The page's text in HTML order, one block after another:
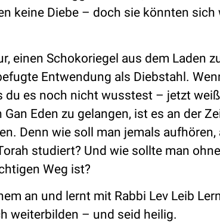
keine Diebe – doch sie könnten
einen Schokoriegel aus dem Laden
Entwendung als Diebstahl.
du es noch nicht wusstest – jetzt
Eden zu gelangen, ist es an der
Denn wie soll man jemals
studiert? Und wie sollte man
Weg ist?
an und lernt mit Rabbi Lev Leib
weiterbilden – und seid heilig.